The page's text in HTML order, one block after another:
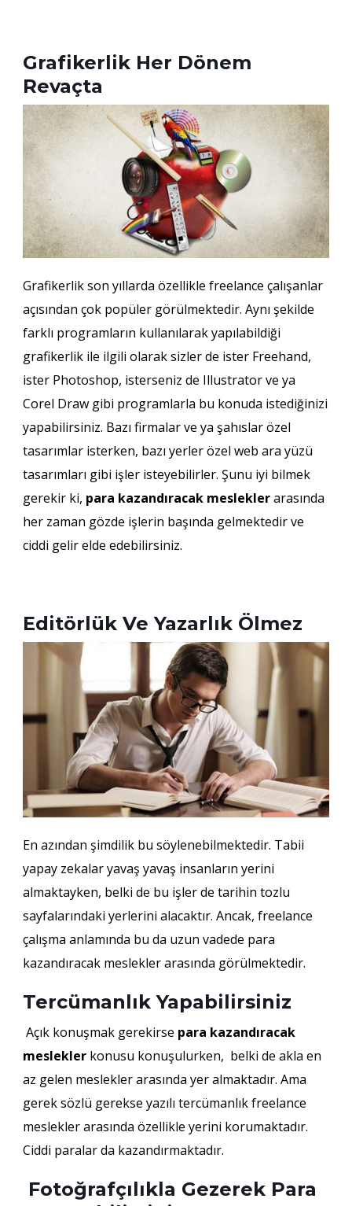
Grafikerlik Her Dönem
Revaçta
Grafikerlik son yıllarda özellikle freelance çalışanlar
açısından çok popüler görülmektedir. Aynı şekilde
farklı programların kullanılarak yapılabildiği
grafikerlik ile ilgili olarak sizler de ister Freehand,
ister Photoshop, isterseniz de Illustrator ve ya
Corel Draw gibi programlarla bu konuda istediğinizi
yapabilirsiniz. Bazı firmalar ve ya şahıslar özel
tasarımlar isterken, bazı yerler özel web ara yüzü
tasarımları gibi işler isteyebilirler. Şunu iyi bilmek
gerekir ki, para kazandıracak mesleklerarasında
her zaman gözde işlerin başında gelmektedir ve
ciddi gelir elde edebilirsiniz.
Editörlük Ve Yazarlık Ölmez
En azından şimdilik bu söylenebilmektedir. Tabii
yapay zekalar yavaş yavaş insanların yerini
almaktayken, belki de bu işler de tarihin tozlu
sayfalarındaki yerlerini alacaktır. Ancak, freelance
çalışma anlamında bu da uzun vadede para
kazandıracak meslekler arasında görülmektedir.
Tercümanlık Yapabilirsiniz
Açık konuşmak gerekirse para kazandıracak
meslekler konusu konuşulurken, belki de akla en
az gelen meslekler arasında yer almaktadır. Ama
gerek sözlü gerekse yazılı tercümanlık freelance
meslekler arasında özellikle yerini korumaktadır.
Ciddi paralar da kazandırmaktadır.
Fotoğrafçılıkla Gezerek Para